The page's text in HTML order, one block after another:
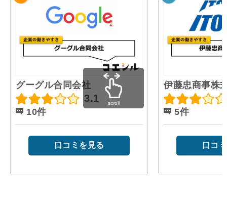
グーグル合同会社
3.1
10件
口コミを見る
伊藤忠商事株
5件
口コ
scroll